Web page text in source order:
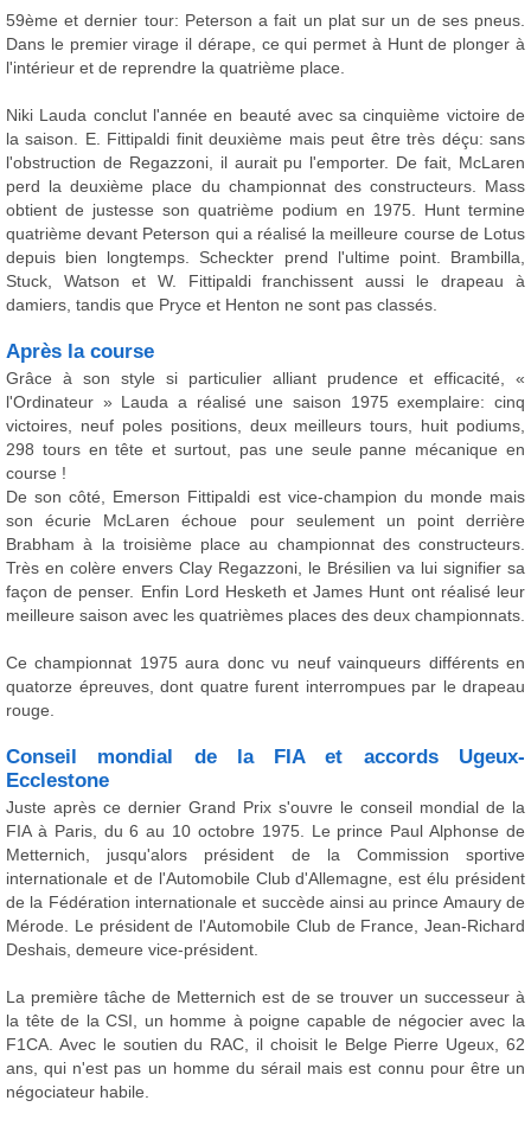
59ème et dernier tour: Peterson a fait un plat sur un de ses pneus.
Dans le premier virage il dérape, ce qui permet à Hunt de plonger à
l'intérieur et de reprendre la quatrième place.
Niki Lauda conclut l'année en beauté avec sa cinquième victoire de
la saison. E. Fittipaldi finit deuxième mais peut être très déçu: sans
l'obstruction de Regazzoni, il aurait pu l'emporter. De fait, McLaren
perd la deuxième place du championnat des constructeurs. Mass
obtient de justesse son quatrième podium en 1975. Hunt termine
quatrième devant Peterson qui a réalisé la meilleure course de Lotus
depuis bien longtemps. Scheckter prend l'ultime point. Brambilla,
Stuck, Watson et W. Fittipaldi franchissent aussi le drapeau à
damiers, tandis que Pryce et Henton ne sont pas classés.
Après la course
Grâce à son style si particulier alliant prudence et efficacité, «
l'Ordinateur » Lauda a réalisé une saison 1975 exemplaire: cinq
victoires, neuf poles positions, deux meilleurs tours, huit podiums,
298 tours en tête et surtout, pas une seule panne mécanique en
course !
De son côté, Emerson Fittipaldi est vice-champion du monde mais
son écurie McLaren échoue pour seulement un point derrière
Brabham à la troisième place au championnat des constructeurs.
Très en colère envers Clay Regazzoni, le Brésilien va lui signifier sa
façon de penser. Enfin Lord Hesketh et James Hunt ont réalisé leur
meilleure saison avec les quatrièmes places des deux championnats.
Ce championnat 1975 aura donc vu neuf vainqueurs différents en
quatorze épreuves, dont quatre furent interrompues par le drapeau
rouge.
Conseil mondial de la FIA et accords Ugeux-
Ecclestone
Juste après ce dernier Grand Prix s'ouvre le conseil mondial de la
FIA à Paris, du 6 au 10 octobre 1975. Le prince Paul Alphonse de
Metternich, jusqu'alors président de la Commission sportive
internationale et de l'Automobile Club d'Allemagne, est élu président
de la Fédération internationale et succède ainsi au prince Amaury de
Mérode. Le président de l'Automobile Club de France, Jean-Richard
Deshais, demeure vice-président.
La première tâche de Metternich est de se trouver un successeur à
la tête de la CSI, un homme à poigne capable de négocier avec la
F1CA. Avec le soutien du RAC, il choisit le Belge Pierre Ugeux, 62
ans, qui n'est pas un homme du sérail mais est connu pour être un
négociateur habile.